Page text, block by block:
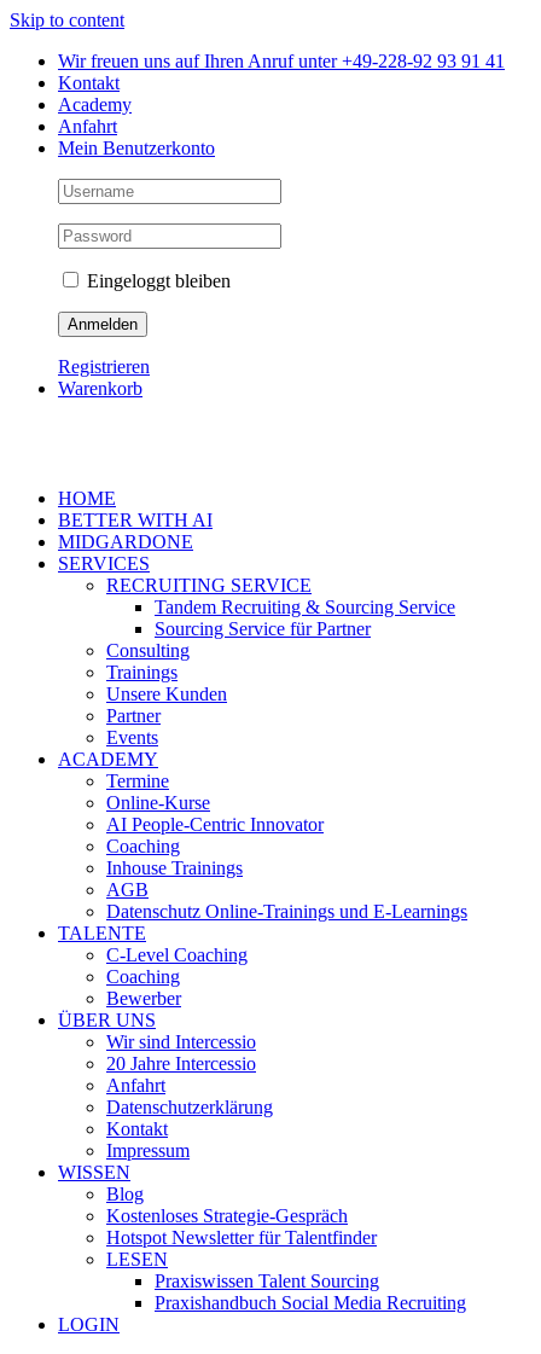
Skip to content
Wir freuen uns auf Ihren Anruf unter +49-228-92 93 91 41
Kontakt
Academy
Anfahrt
Mein Benutzerkonto
Eingeloggt bleiben
Registrieren
Warenkorb
HOME
BETTER WITH AI
MIDGARDONE
SERVICES
RECRUITING SERVICE
Tandem Recruiting & Sourcing Service
Sourcing Service für Partner
Consulting
Trainings
Unsere Kunden
Partner
Events
ACADEMY
Termine
Online-Kurse
AI People-Centric Innovator
Coaching
Inhouse Trainings
AGB
Datenschutz Online-Trainings und E-Learnings
TALENTE
C-Level Coaching
Coaching
Bewerber
ÜBER UNS
Wir sind Intercessio
20 Jahre Intercessio
Anfahrt
Datenschutzerklärung
Kontakt
Impressum
WISSEN
Blog
Kostenloses Strategie-Gespräch
Hotspot Newsletter für Talentfinder
LESEN
Praxiswissen Talent Sourcing
Praxishandbuch Social Media Recruiting
LOGIN